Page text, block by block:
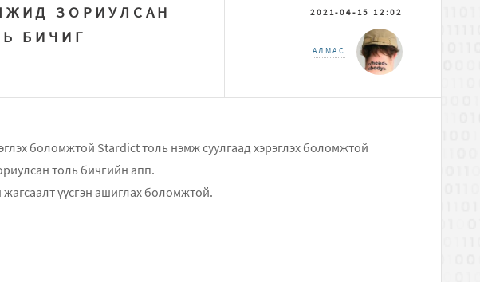
ЗОРИУЛСАН
БИЧИГ
2021-04-15 12:02
АЛМАС
боломжтой Stardict толь нэмж суулгаад хэрэглэх боломжтой
толь бичгийн апп.
жагсаалт үүсгэн ашиглах боломжтой.